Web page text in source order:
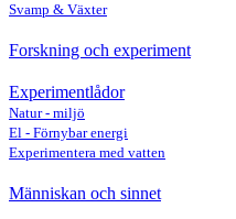
Svamp & Växter
Forskning och experiment
Experimentlådor
Natur - miljö
El - Förnybar energi
Experimentera med vatten
Människan och sinnet